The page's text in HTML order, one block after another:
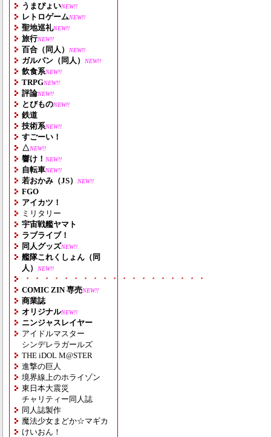
うまぴょいNEW!!
レトロゲームNEW!!
聖地巡礼NEW!!
旅行NEW!!
百合（同人） NEW!!
ガルパン（同人） NEW!!
飲食系NEW!!
TRPGNEW!!
評論NEW!!
とびものNEW!!
鉄道
技術系NEW!!
すごーい！
△NEW!!
響け！ NEW!!
自転車NEW!!
若おかみ（JS） NEW!!
FGO
アイカツ！
ミリタリー
宇宙戦艦ヤマト
ラブライブ！
同人グッズNEW!!
艦隊これくしょん（同
人）
NEW!!
・・・・・・・・・・・・・・・・・・・
COMIC ZIN 専売NEW!!
商業誌
オリジナルNEW!!
ニンジャスレイヤー
アイドルマスター
シンデレラガールズ
THE iDOL M@STER
進撃の巨人
境界線上のホライゾン
東日本大震災
チャリティー同人誌
同人誌製作
魔法少女まどか☆マギカ
けいおん！